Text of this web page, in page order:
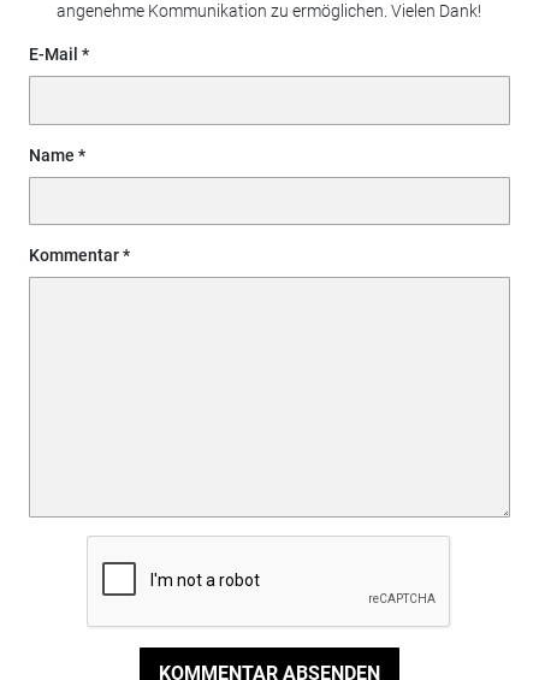
angenehme Kommunikation zu ermöglichen. Vielen Dank!
E-Mail
Name
Kommentar
KOMMENTAR ABSENDEN